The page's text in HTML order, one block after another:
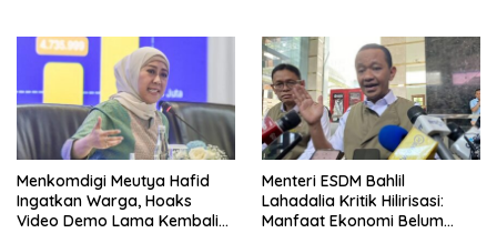
Menkomdigi Meutya Hafid
Ingatkan Warga, Hoaks
Video Demo Lama Kembali
Menteri ESDM Bahlil
Lahadalia Kritik Hilirisasi:
Manfaat Ekonomi Belum